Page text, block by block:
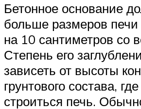
Бетонное основание
больше размеров
на 10 сантиметров со
Степень его
зависеть от высоты
грунтового состава,
строиться печь.